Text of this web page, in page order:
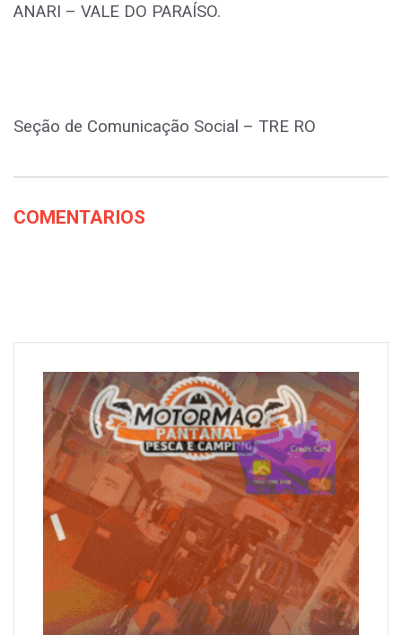
ANARI – VALE DO PARAÍSO.
Seção de Comunicação Social – TRE RO
COMENTARIOS